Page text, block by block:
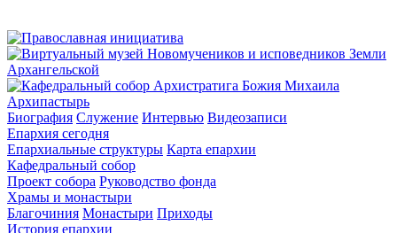
Архипастырь
Биография Служение Интервью Видеозаписи
Епархия сегодня
Епархиальные структуры Карта епархии
Кафедральный собор
Проект собора Руководство фонда
Храмы и монастыри
Благочиния Монастыри Приходы
История епархии